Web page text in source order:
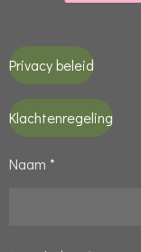
Privacy beleid
Klachtenregeling
Naam *